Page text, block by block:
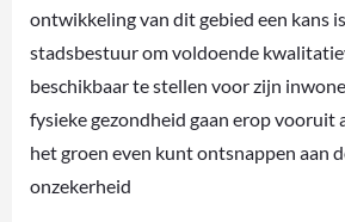
ontwikkeling van dit gebied een kans
stadsbestuur om voldoende
beschikbaar te stellen voor zijn
fysieke gezondheid gaan erop vooruit
het groen even kunt ontsnappen aan
onzekerheid